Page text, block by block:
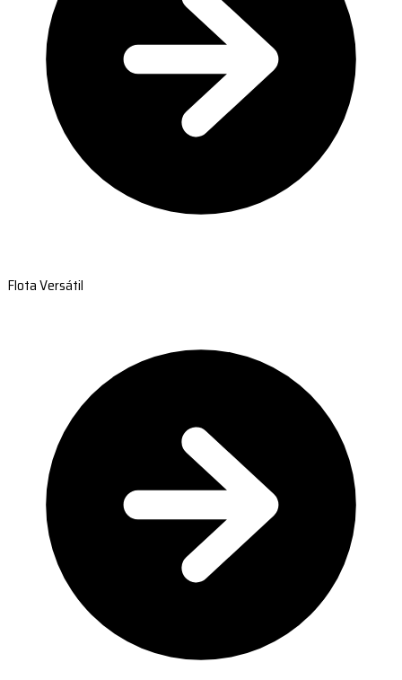
Flota Versátil